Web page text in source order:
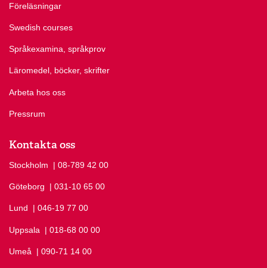
Föreläsningar
Swedish courses
Språkexamina, språkprov
Läromedel, böcker, skrifter
Arbeta hos oss
Pressrum
Kontakta oss
Stockholm Ring Stockholm på
| 08-789 42 00
Göteborg Ring Göteborg på
| 031-10 65 00
Lund Ring Lund på
| 046-19 77 00
Uppsala Ring Uppsala på
| 018-68 00 00
Umeå Ring Umeå på
| 090-71 14 00